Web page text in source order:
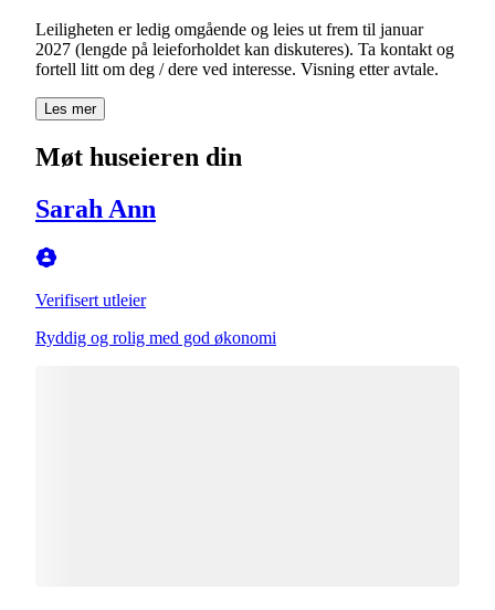
Leiligheten er ledig omgående og leies ut frem til januar
2027 (lengde på leieforholdet kan diskuteres). Ta kontakt og
fortell litt om deg / dere ved interesse. Visning etter avtale.
Les mer
Møt huseieren din
Sarah Ann
Verifisert utleier
Ryddig og rolig med god økonomi